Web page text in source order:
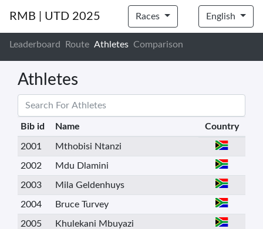
RMB | UTD 2025 Races English
Leaderboard Route Athletes Comparison
Athletes
Bib id Name Country
2001 Mthobisi Ntanzi
2002 Mdu Dlamini
2003 Mila Geldenhuys
2004 Bruce Turvey
2005 Khulekani Mbuyazi